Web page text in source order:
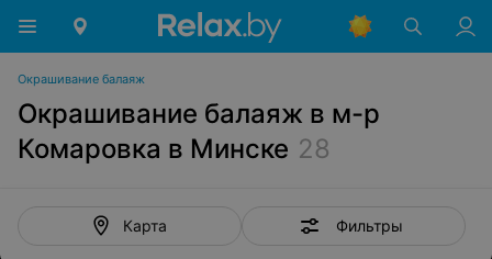
Окрашивание балаяж
Окрашивание балаяж в м-р
Комаровка в Минске 28
Карта Фильтры